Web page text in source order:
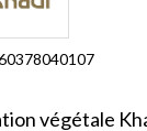
végétale